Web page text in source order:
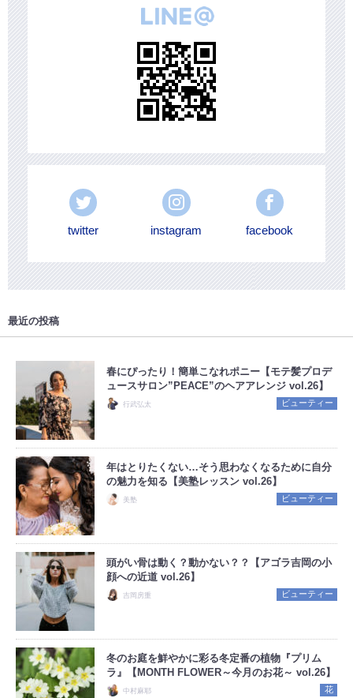
twitter instagram facebook
最近の投稿
春にぴったり！簡単こなれポニー【モテ髪プロデ
ュースサロン”PEACE”のヘアアレンジ vol.26】
行武弘太 ビューティー
年はとりたくない…そう思わなくなるために自分
の魅力を知る【美塾レッスン vol.26】
美塾 ビューティー
頭がい骨は動く？動かない？？【アゴラ吉岡の小
顔への近道 vol.26】
吉岡房重 ビューティー
冬のお庭を鮮やかに彩る冬定番の植物『プリム
ラ』【MONTH FLOWER～今月のお花～ vol.26】
中村麻耶 花